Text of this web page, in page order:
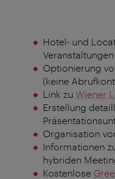
Hotel- und
Optionierung
(keine
Link zu Wiener
Erstellung
Organisation
Informationen
hybriden
Kostenlose